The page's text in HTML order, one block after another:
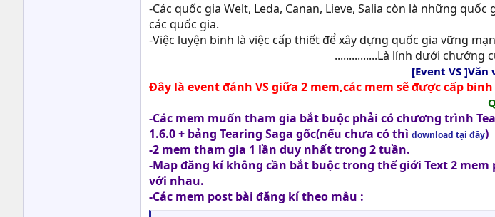
-Các quốc gia Welt, Leda, Canan, Lieve, Salia còn là những
các quốc gia.
-Việc luyện binh là việc cấp thiết để xây dựng quốc gia vững
...............Là lính dưới chướng
[Event VS
Đây là event đánh VS giữa 2 mem,các mem sẽ được cấp
-Các mem muốn tham gia bắt buộc phải có chương trình
1.6.0 + bảng Tearing Saga gốc(nếu chưa có thì download tại đây)
-2 mem tham gia 1 lần duy nhất trong 2 tuần.
-Map đăng kí không cần bắt buộc trong thế giới Text 2 mem
với nhau.
-Các mem post bài đăng kí theo mẫu :